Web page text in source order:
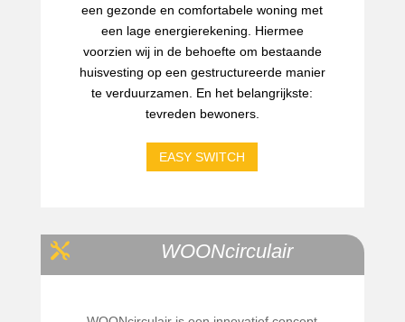
een gezonde en comfortabele woning met
een lage energierekening. Hiermee
voorzien wij in de behoefte om bestaande
huisvesting op een gestructureerde manier
te verduurzamen. En het belangrijkste:
tevreden bewoners.
EASY SWITCH
 WOONcirculair